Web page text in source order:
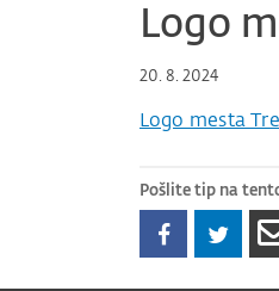
Logo
20. 8. 2024
Logo mesta
Pošlite tip na